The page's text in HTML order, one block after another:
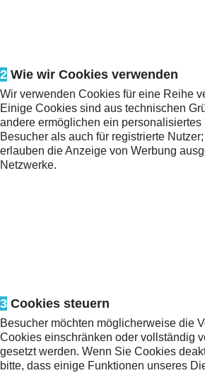
2 Wie wir Cookies verwenden
Wir verwenden Cookies für eine Reihe
Einige Cookies sind aus technischen
andere ermöglichen ein
Besucher als auch für registrierte
erlauben die Anzeige von Werbung
Netzwerke.
3 Cookies steuern
Besucher möchten möglicherweise die
Cookies einschränken oder vollständig
gesetzt werden. Wenn Sie Cookies
bitte, dass einige Funktionen unseres